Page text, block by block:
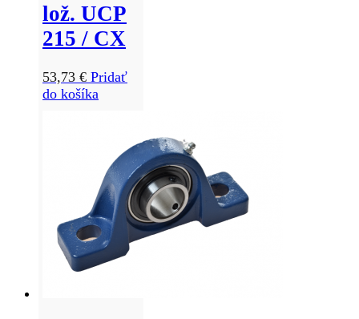
lož. UCP
215 / CX
53,73 € Pridať
do košíka